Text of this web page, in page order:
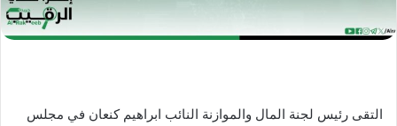
التقى رئيس لجنة المال والموازنة النائب ابراهيم كنعان في مجلس